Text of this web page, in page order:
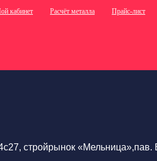
кабинет Расчёт металла
Прайс-лист
стройрынок «Мельница»,пав.